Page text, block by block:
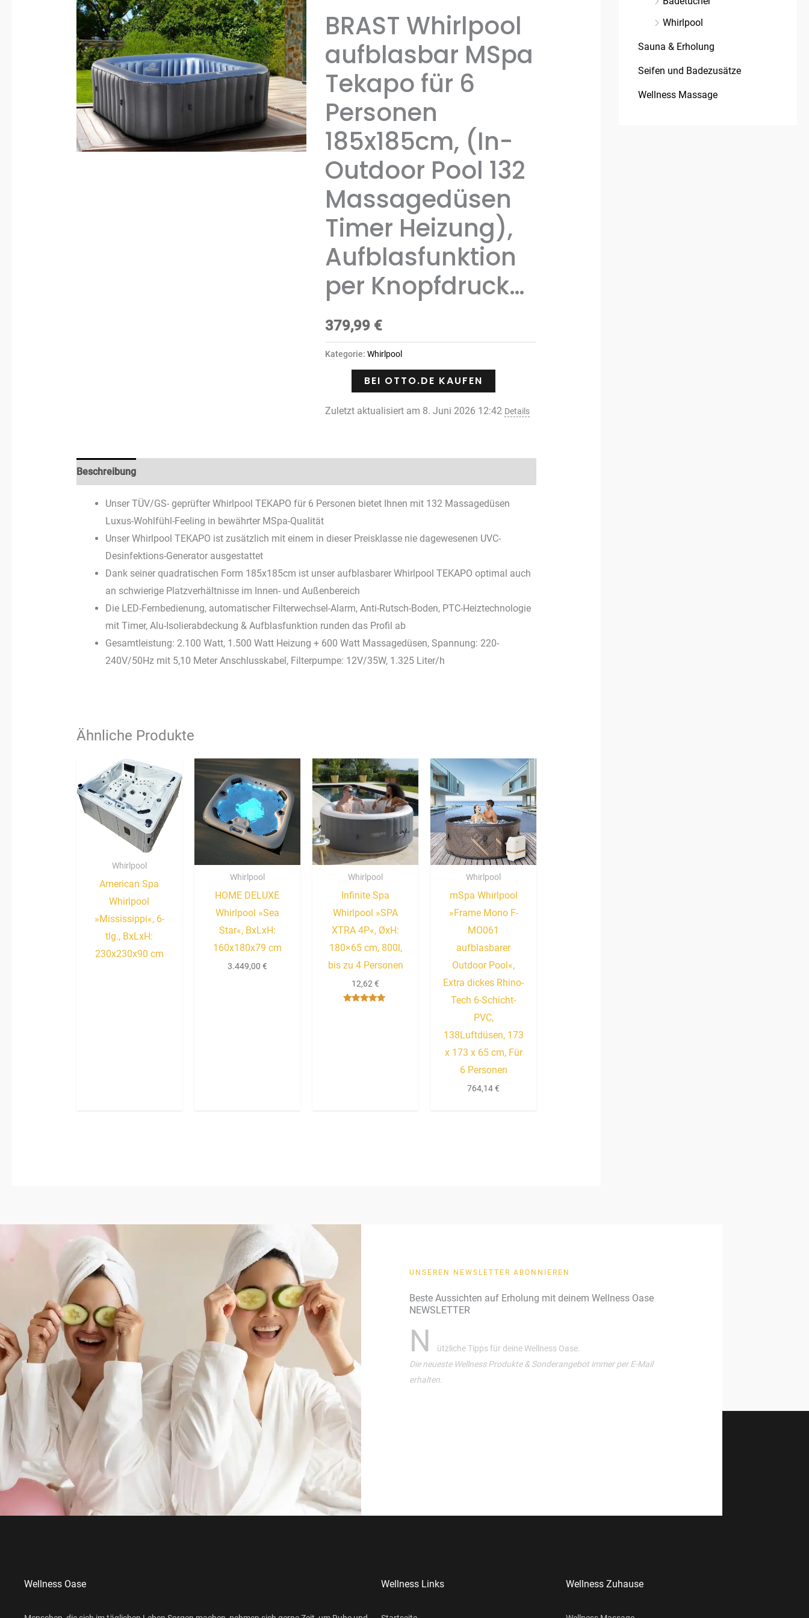
BRAST Whirlpool
aufblasbar MSpa
Tekapo für 6
Personen
185x185cm, (In-
Outdoor Pool 132
Massagedüsen
Timer Heizung),
Aufblasfunktion
per Knopfdruck…
379,99 €
Kategorie: Whirlpool
BEI OTTO.DE KAUFEN
Zuletzt aktualisiert am 8. Juni 2026 12:42 Details
Beschreibung
Unser TÜV/GS- geprüfter Whirlpool TEKAPO für 6 Personen bietet Ihnen mit 132 Massagedüsen
Luxus-Wohlfühl-Feeling in bewährter MSpa-Qualität
Unser Whirlpool TEKAPO ist zusätzlich mit einem in dieser Preisklasse nie dagewesenen UVC-
Desinfektions-Generator ausgestattet
Dank seiner quadratischen Form 185x185cm ist unser aufblasbarer Whirlpool TEKAPO optimal auch
an schwierige Platzverhältnisse im Innen- und Außenbereich
Die LED-Fernbedienung, automatischer Filterwechsel-Alarm, Anti-Rutsch-Boden, PTC-Heiztechnologie
mit Timer, Alu-Isolierabdeckung & Aufblasfunktion runden das Profil ab
Gesamtleistung: 2.100 Watt, 1.500 Watt Heizung + 600 Watt Massagedüsen, Spannung: 220-
240V/50Hz mit 5,10 Meter Anschlusskabel, Filterpumpe: 12V/35W, 1.325 Liter/h
Ähnliche Produkte
Whirlpool
American Spa
Whirlpool
»Mississippi«, 6-
tlg., BxLxH:
230x230x90 cm
Whirlpool
HOME DELUXE
Whirlpool »Sea
Star«, BxLxH:
160x180x79 cm
3.449,00 €
Whirlpool
Infinite Spa
Whirlpool »SPA
XTRA 4P«, ØxH:
180×65 cm, 800l,
bis zu 4 Personen
12,62€
Whirlpool
mSpa Whirlpool
»Frame Mono F-
MO061
aufblasbarer
Outdoor Pool«,
Extra dickes Rhino-
Tech 6-Schicht-
PVC,
138Luftdüsen, 173
x 173 x 65 cm, Für
6 Personen
764,14€
Whirlpool
Sauna & Erholung
Seifen und Badezusätze
Wellness Massage
UNSEREN NEWSLETTER ABONNIEREN
Beste Aussichten auf Erholung mit deinem Wellness Oase
NEWSLETTER
N
ützliche Tipps für deine Wellness Oase.
Die neueste Wellness Produkte & Sonderangebot immer per E-Mail
erhalten.
Wellness Oase Wellness Links Wellness Zuhause